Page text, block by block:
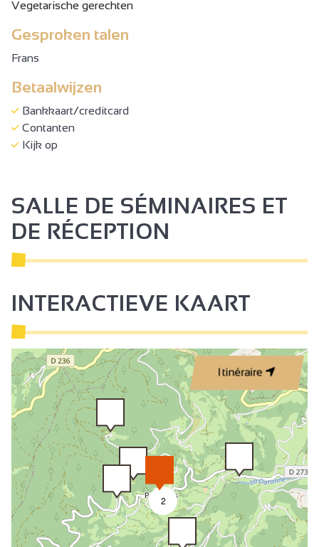
Vegetarische gerechten
Gesproken talen
Frans
Betaalwijzen
Bankkaart/creditcard
Contanten
Kijk op
SALLE DE SÉMINAIRES ET
DE RÉCEPTION
INTERACTIEVE KAART
Itinéraire
2